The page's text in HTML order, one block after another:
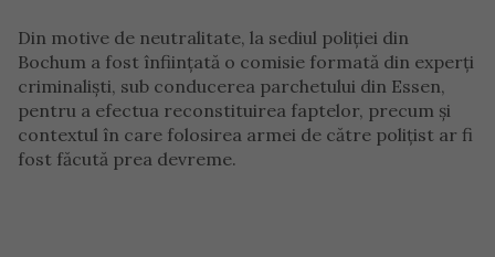
Din motive de neutralitate, la sediul poliției din
Bochum a fost înființată o comisie formată din experți
criminaliști, sub conducerea parchetului din Essen,
pentru a efectua reconstituirea faptelor, precum și
contextul în care folosirea armei de către polițist ar fi
fost făcută prea devreme.